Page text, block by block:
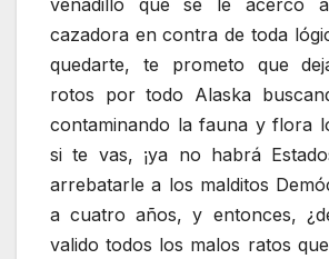
venadillo que se le acercó
cazadora en contra de toda
quedarte, te prometo que
rotos por todo Alaska
contaminando la fauna y flora
si te vas, ¡ya no habrá
arrebatarle a los malditos
a cuatro años, y entonces,
valido todos los malos ratos